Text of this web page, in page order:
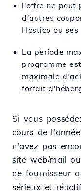
l'offre ne peut
d'autres
Hostico ou
La période
programme
maximale
forfait
Si vous
cours de
n'avez pas
site web/mail
de fournisseur
sérieux et